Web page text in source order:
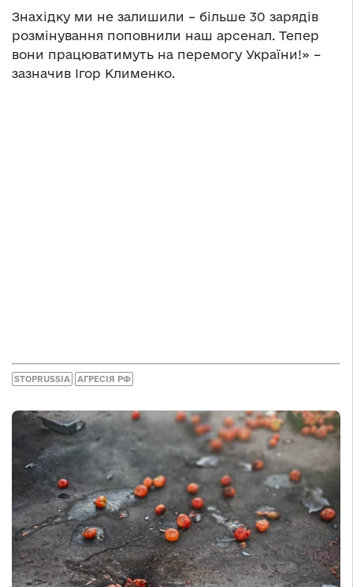
Знахідку ми не залишили – більше 30 зарядів
розмінування поповнили наш арсенал. Тепер
вони працюватимуть на перемогу України!» –
зазначив Ігор Клименко.
STOPRUSSIA АГРЕСІЯ РФ